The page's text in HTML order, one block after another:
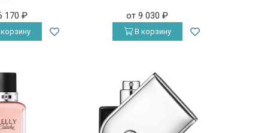
170₽ от 9 030₽
В корзину